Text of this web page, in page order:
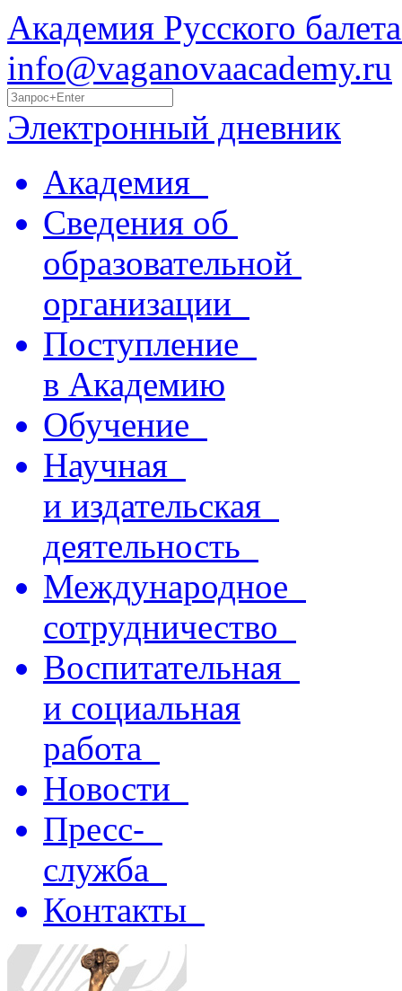
Академия Русского
info@vaganovaacademy.ru
Электронный дневник
Академия
Сведения об
образовательной
организации
Поступление
в Академию
Обучение
Научная
и издательская
деятельность
Международное
сотрудничество
Воспитательная
и социальная
работа
Новости
Пресс-
служба
Контакты